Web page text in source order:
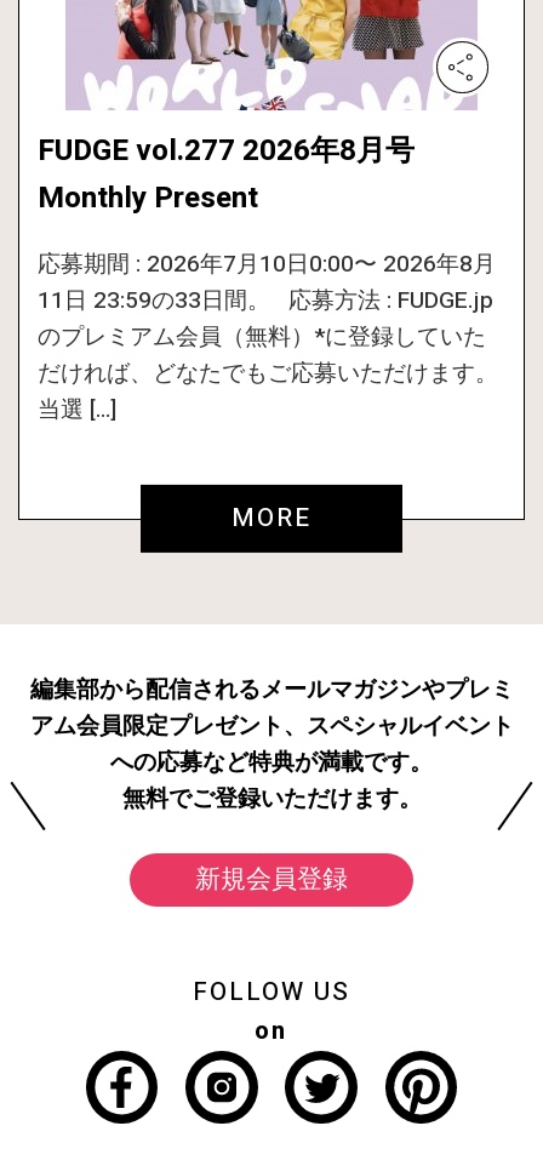
FUDGE vol.277 2026年8月号
Monthly Present
応募期間 : 2026年7月10日0:00〜 2026年8月
11日 23:59の33日間。 応募方法 : FUDGE.jp
のプレミアム会員（無料）*に登録していた
だければ、どなたでもご応募いただけます。
当選 […]
MORE
編集部から配信されるメールマガジンやプレミ
アム会員限定プレゼント、スペシャルイベント
への応募など特典が満載です。
無料でご登録いただけます。
新規会員登録
FOLLOW US
on